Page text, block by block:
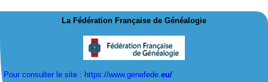
La Fédération Française de Généalogie
Pour consulter le site : https://www.genefede. eu/